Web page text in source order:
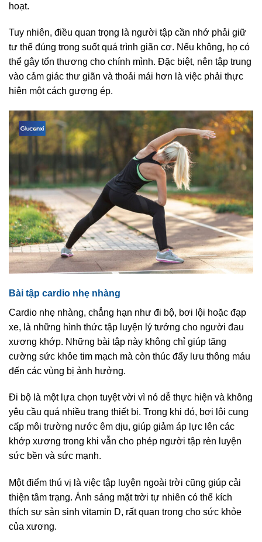
hoạt.
Tuy nhiên, điều quan trọng là người tập cần nhớ phải giữ
tư thế đúng trong suốt quá trình giãn cơ. Nếu không, họ có
thể gây tổn thương cho chính mình. Đặc biệt, nên tập trung
vào cảm giác thư giãn và thoải mái hơn là việc phải thực
hiện một cách gượng ép.
Bài tập cardio nhẹ nhàng
Cardio nhẹ nhàng, chẳng hạn như đi bộ, bơi lội hoặc đạp
xe, là những hình thức tập luyện lý tưởng cho người đau
xương khớp. Những bài tập này không chỉ giúp tăng
cường sức khỏe tim mạch mà còn thúc đẩy lưu thông máu
đến các vùng bị ảnh hưởng.
Đi bộ là một lựa chọn tuyệt vời vì nó dễ thực hiện và không
yêu cầu quá nhiều trang thiết bị. Trong khi đó, bơi lội cung
cấp môi trường nước êm dịu, giúp giảm áp lực lên các
khớp xương trong khi vẫn cho phép người tập rèn luyện
sức bền và sức mạnh.
Một điểm thú vị là việc tập luyện ngoài trời cũng giúp cải
thiện tâm trạng. Ánh sáng mặt trời tự nhiên có thể kích
thích sự sản sinh vitamin D, rất quan trọng cho sức khỏe
của xương.